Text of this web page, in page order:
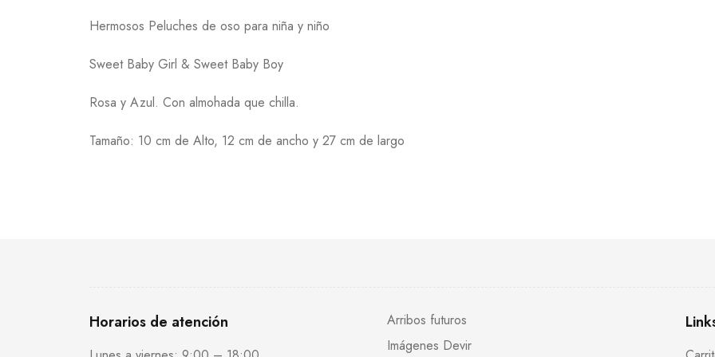
Hermosos Peluches de oso para niña y niño
Sweet Baby Girl & Sweet Baby Boy
Rosa y Azul. Con almohada que chilla.
Tamaño: 10 cm de Alto, 12 cm de ancho y 27 cm de largo
Horarios de atención
Arribos futuros
Imágenes Devir